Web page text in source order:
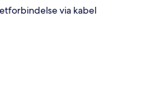
via kabel